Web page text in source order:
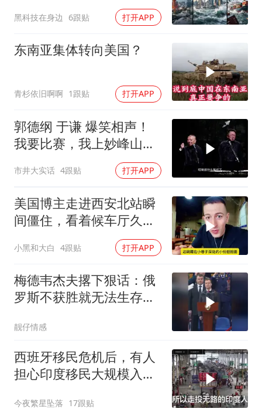
奋力开创中国式现代化建设新局面
黑科技在身边 6跟贴 打开APP
东南亚集体转向美国？
青杉依旧啊啊 1跟贴 打开APP
郭德纲 于谦 爆笑相声！
我要比赛，我上妙峰山干
嘛去？你去拜一拜冠军老
祖庙
市井大实话 4跟贴 打开APP
美国博主走进西安北站瞬
间僵住，看着候车厅久久
小黑和大白 4跟贴 打开APP
梅德韦杰夫撂下狠话：俄
罗斯不获胜就无法生存，
碎俄国
靓仔情感
西班牙移民危机后，有人
担心印度移民大规模入侵
今夜繁星坠落 17跟贴